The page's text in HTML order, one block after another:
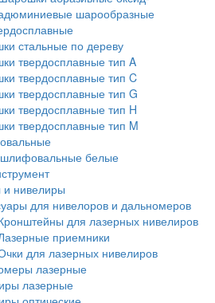
шарообразные
стальные по дереву
твердосплавные тип A
твердосплавные тип C
твердосплавные тип G
твердосплавные тип H
твердосплавные тип M
белые
нивелиры
для нивелоров и дальномеров
для лазерных нивелиров
приемники
для лазерных нивелиров
лазерные
лазерные